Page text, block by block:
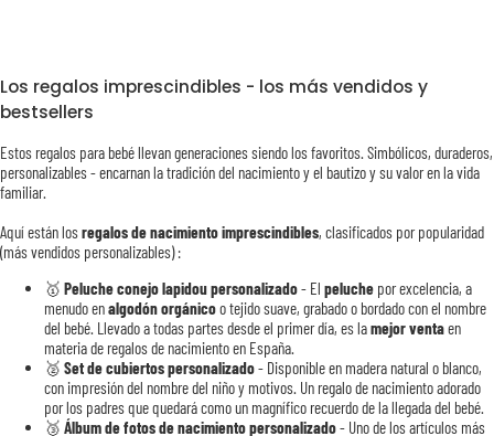
Los regalos imprescindibles - los más vendidos y
bestsellers
Estos regalos para bebé llevan generaciones siendo los favoritos. Simbólicos, duraderos,
personalizables - encarnan la tradición del nacimiento y el bautizo y su valor en la vida
familiar.
Aquí están losregalos de nacimiento imprescindibles, clasificados por popularidad
(más vendidos personalizables) :
🥇 Peluche conejo lapidou personalizado- El peluche por excelencia, a
menudo enalgodón orgánicoo tejido suave, grabado o bordado con el nombre
del bebé. Llevado a todas partes desde el primer día, es lamejor ventaen
materia de regalos de nacimiento en España.
🥈 Set de cubiertos personalizado- Disponible en madera natural o blanco,
con impresión del nombre del niño y motivos. Un regalo de nacimiento adorado
por los padres que quedará como un magnífico recuerdo de la llegada del bebé.
🥉 Álbum de fotos de nacimiento personalizado- Uno de los artículos más